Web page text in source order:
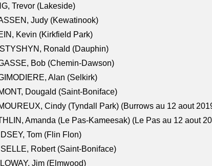
Trevor (Lakeside)
Judy (Kewatinook)
Kevin (Kirkfield Park)
Ronald (Dauphin)
Bob (Chemin-Dawson)
Alan (Selkirk)
Dougald (Saint-Boniface)
Cindy (Tyndall Park) (Burrows au 12 aout
Amanda (Le Pas-Kameesak) (Le Pas au 12 aout
Tom (Flin Flon)
Robert (Saint-Boniface)
Jim (Elmwood)